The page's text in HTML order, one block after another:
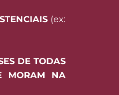
(ex:
DE TODAS
MORAM NA